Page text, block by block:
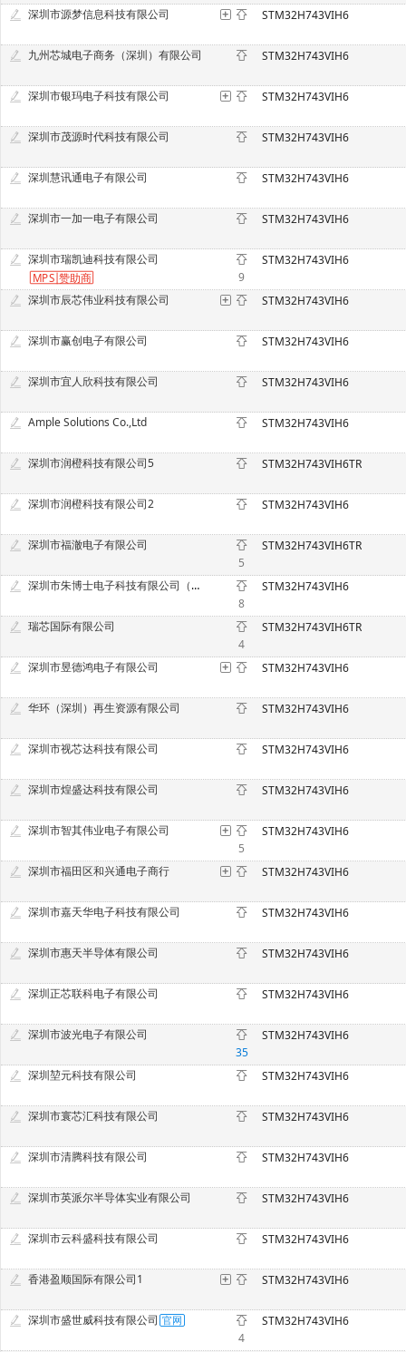
深圳市源梦信息科技有限公司 STM32H743VIH6
九州芯城电子商务（深圳）有限公司 STM32H743VIH6
深圳市银玛电子科技有限公司 STM32H743VIH6
深圳市茂源时代科技有限公司 STM32H743VIH6
深圳慧讯通电子有限公司 STM32H743VIH6
深圳市一加一电子有限公司 STM32H743VIH6
深圳市瑞凯迪科技有限公司
MPS 赞助商 9
STM32H743VIH6
深圳市辰芯伟业科技有限公司 STM32H743VIH6
深圳市赢创电子有限公司 STM32H743VIH6
深圳市宜人欣科技有限公司 STM32H743VIH6
Ample Solutions Co.,Ltd STM32H743VIH6
深圳市润橙科技有限公司5 STM32H743VIH6TR
深圳市润橙科技有限公司2 STM32H743VIH6
深圳市福澈电子有限公司
5
STM32H743VIH6TR
深圳市朱博士电子科技有限公司（原深圳市中意法电子科技有限公司）
8
STM32H743VIH6
瑞芯国际有限公司
4
STM32H743VIH6TR
深圳市昱德鸿电子有限公司 STM32H743VIH6
华环（深圳）再生资源有限公司 STM32H743VIH6
深圳市视芯达科技有限公司 STM32H743VIH6
深圳市煌盛达科技有限公司 STM32H743VIH6
深圳市智其伟业电子有限公司
5
STM32H743VIH6
深圳市福田区和兴通电子商行 STM32H743VIH6
深圳市嘉天华电子科技有限公司 STM32H743VIH6
深圳市惠天半导体有限公司 STM32H743VIH6
深圳正芯联科电子有限公司 STM32H743VIH6
深圳市波光电子有限公司
35
STM32H743VIH6
深圳堃元科技有限公司 STM32H743VIH6
深圳市寰芯汇科技有限公司 STM32H743VIH6
深圳市清腾科技有限公司 STM32H743VIH6
深圳市英派尔半导体实业有限公司 STM32H743VIH6
深圳市云科盛科技有限公司 STM32H743VIH6
香港盈顺国际有限公司1 STM32H743VIH6
深圳市盛世威科技有限公司
4
STM32H743VIH6